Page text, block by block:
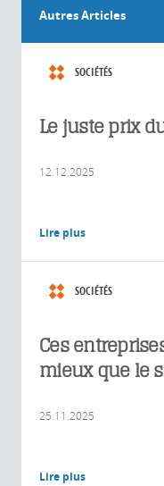
Autres Articles
SOCIÉTÉS
Le juste prix du
12.12.2025
Lire plus
SOCIÉTÉS
Ces
mieux que le
25.11.2025
Lire plus